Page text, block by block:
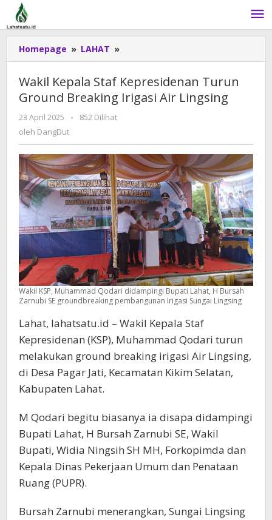
Lewati
konten
Homepage » LAHAT »
Kepala
Kepresidenan
Turun
Lingsing
Wakil Kepala Staf Kepresidenan Turun
Ground Breaking Irigasi Air Lingsing
23 April 2025
oleh
-
852 Dilihat
oleh DangDut
Wakil KSP, Muhammad Qodari didampingi Bupati Lahat, H Bursah
Zarnubi SE groundbreaking pembangunan Irigasi Sungai Lingsing
Lahat, lahatsatu.id – Wakil Kepala Staf
Kepresidenan (KSP), Muhammad Qodari turun
melakukan ground breaking irigasi Air Lingsing,
di Desa Pagar Jati, Kecamatan Kikim Selatan,
Kabupaten Lahat.
M Qodari begitu biasanya ia disapa didampingi
Bupati Lahat, H Bursah Zarnubi SE, Wakil
Bupati, Widia Ningsih SH MH, Forkopimda dan
Kepala Dinas Pekerjaan Umum dan Penataan
Ruang (PUPR).
Bursah Zarnubi menerangkan, Sungai Lingsing